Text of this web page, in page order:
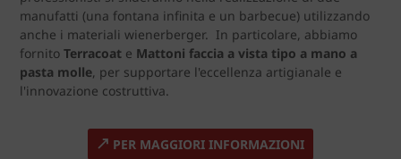
manufatti (una fontana infinita e un barbecue) utilizzando
anche i materiali wienerberger. In particolare, abbiamo
fornito Terracoat e Mattoni faccia a vista tipo a mano a
pasta molle, per supportare l'eccellenza artigianale e
l'innovazione costruttiva.
PER MAGGIORI INFORMAZIONI